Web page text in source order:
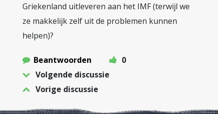
Griekenland uitleveren aan het IMF (terwijl we
ze makkelijk zelf uit de problemen kunnen
helpen)?
Beantwoorden
0
Volgende discussie
Vorige discussie